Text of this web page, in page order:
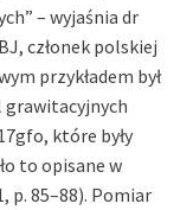
– wyjaśnia dr
członek polskiej
przykładem był
grawitacyjnych
które były
to opisane w
p. 85–88). Pomiar